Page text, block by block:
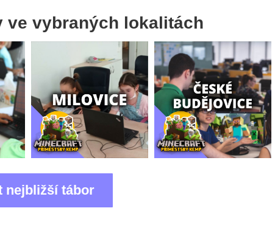
ve vybraných lokalitách
nejbližší tábor